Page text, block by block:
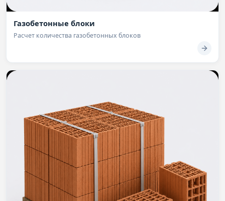
Газобетонные блоки
Расчет количества газобетонных блоков